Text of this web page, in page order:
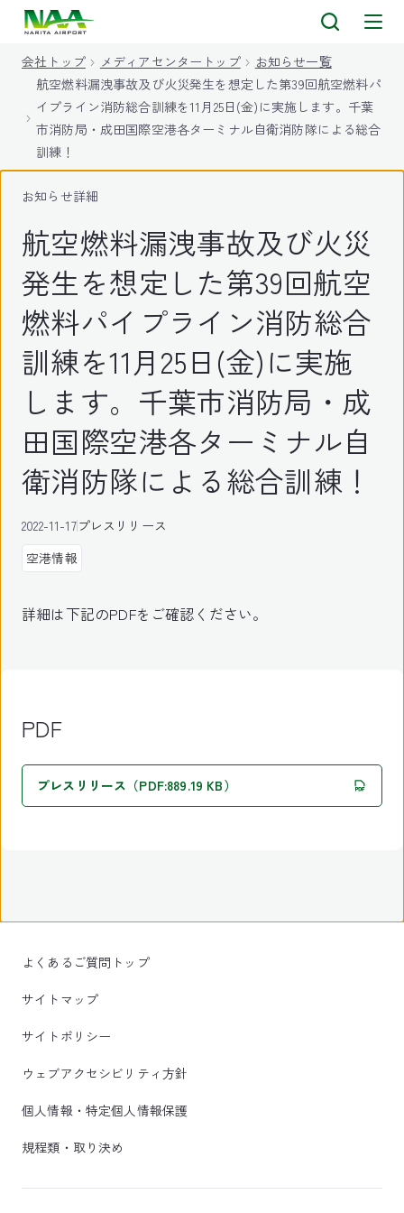
会社トップ メディアセンタートップ
お知らせ一覧
航空燃料漏洩事故及び火災発生を想定した第39回航空燃料パ
イプライン消防総合訓練を11月25日(金)に実施します。千葉
市消防局・成田国際空港各ターミナル自衛消防隊による総合
訓練！
お知らせ詳細
航空燃料漏洩事故及び火災
発生を想定した第39回航空
燃料パイプライン消防総合
訓練を11月25日(金)に実施
します。千葉市消防局・成
田国際空港各ターミナル自
衛消防隊による総合訓練！
2022-11-17プレスリリース
空港情報
詳細は下記のPDFをご確認ください。
PDF
プレスリリース（PDF:889.19 KB）
よくあるご質問トップ
サイトマップ
サイトポリシー
ウェブアクセシビリティ方針
個人情報・特定個人情報保護
規程類・取り決め